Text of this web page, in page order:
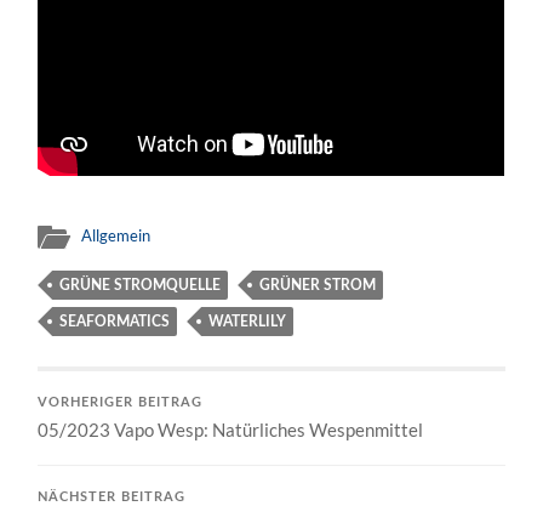
Allgemein
GRÜNE STROMQUELLE GRÜNER STROM
SEAFORMATICS WATERLILY
VORHERIGER BEITRAG
05/2023 Vapo Wesp: Natürliches Wespenmittel
NÄCHSTER BEITRAG